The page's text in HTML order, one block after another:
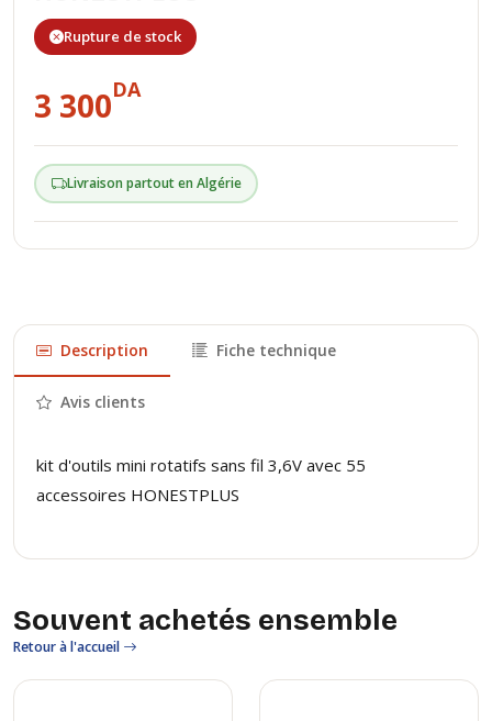
Rupture de stock
3 300DA
Livraison partout en Algérie
Description Fiche technique
Avis clients
kit d'outils mini rotatifs sans fil 3,6V avec 55
accessoires HONESTPLUS
Souvent achetés ensemble
Retour à l'accueil